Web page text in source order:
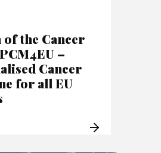
of the Cancer
–
Cancer
for all EU